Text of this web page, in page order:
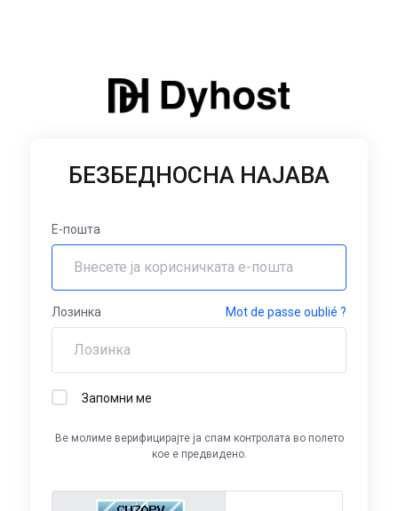
БЕЗБЕДНОСНА НАЈАВА
Е-пошта
Лозинка Mot de passe oublié ?
Запомни ме
Ве молиме верифицирајте ја спам контролата во полето
кое е предвидено.